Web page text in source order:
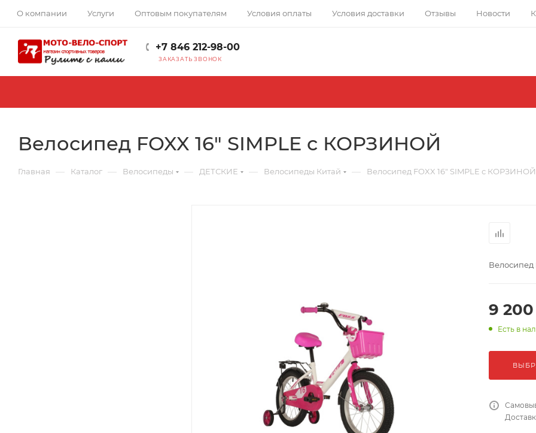
О компании Услуги Оптовым покупателям Условия оплаты Условия доставки Отзывы Новости
+7 846 212-98-00
ЗАКАЗАТЬ ЗВОНОК
Велосипед FOXX 16" SIMPLE с КОРЗИНОЙ
Главная — Каталог — Велосипеды — ДЕТСКИЕ — Велосипеды Китай — Велосипед FOXX 16" SIMPLE с КОРЗИНОЙ
Велосипед
9 200
Есть в